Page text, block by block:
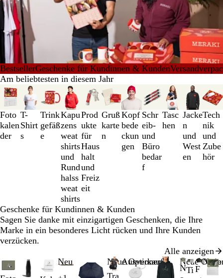
BestsellerGeschenke für Kundinnen & Kunden
Am beliebtesten in diesem Jahr
Foto
kalen
der
T-
Shirt
s
Trink
gefäß
e
Kapu
zens
weat
shirts
und
Rund
halss
weat
shirts
Prod
ukte
für
Haus
halt
und
Freiz
eit
Gruß
karte
n
Kopf
bede
ckun
gen
Schr
eib-
und
Büro
bedar
f
Tasc
hen
Jacke
n
und
West
en
Tech
nik
und
Zube
hör
Galeriebilder
bis
3
von
11
Geschenke für Kundinnen & Kunden
Sagen Sie danke mit einzigartigen Geschenken, die Ihre
Marke in ein besonderes Licht rücken und Ihre Kunden
verzücken.
Alle anzeigen
Neu
Neue Optionen
Tra
Ausverkauft Neue
NTiF
Galeriebilder
1